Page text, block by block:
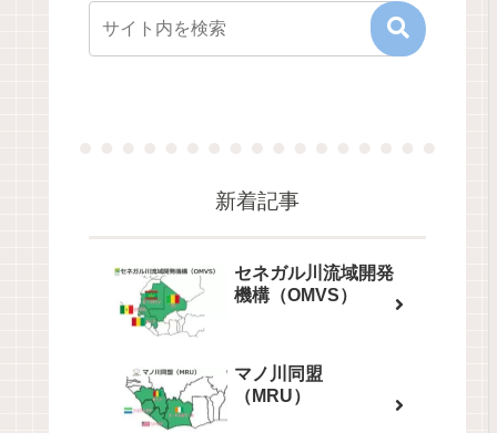
新着記事
セネガル川流域開発
機構（OMVS）
マノ川同盟
（MRU）